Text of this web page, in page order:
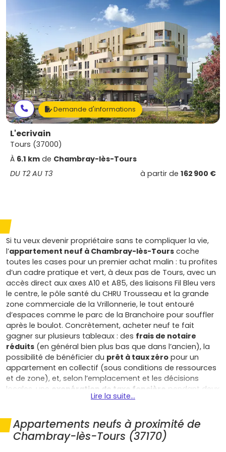
Demande d'informations
L'ecrivain
Tours (37000)
À 6.1 km de Chambray-lès-Tours
DU T2 AU T3
à partir de 162 900 €
Si tu veux devenir propriétaire sans te compliquer la vie,
l’appartement neuf à Chambray-lès-Tours coche
toutes les cases pour un premier achat malin : tu profites
d’un cadre pratique et vert, à deux pas de Tours, avec un
accès direct aux axes A10 et A85, des liaisons Fil Bleu vers
le centre, le pôle santé du CHRU Trousseau et la grande
zone commerciale de la Vrillonnerie, le tout entouré
d’espaces comme le parc de la Branchoire pour souffler
après le boulot. Concrètement, acheter neuf te fait
gagner sur plusieurs tableaux : des frais de notaire
réduits (en général bien plus bas que dans l’ancien), la
possibilité de bénéficier du prêt à taux zéro pour un
appartement en collectif (sous conditions de ressources
et de zone), et, selon l’emplacement et les décisions
locales, une exonération de taxe foncière pendant deux
TVA réduiteen périmètre spécifique. À
mieux isolés, plus sobres en énergie et en acoustique, ce
qui allège tes charges mensuelles et te met à l’abri des
grosses rénovations pendant longtemps. Tu achètes
Lire la suite...
Appartements neufs à proximité de
Chambray-lès-Tours (37170)